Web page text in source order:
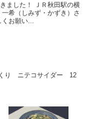
ました！ ＪＲ秋田駅の横
希（しみず・かずき）さ
お願い...
り ニテコサイダー 12